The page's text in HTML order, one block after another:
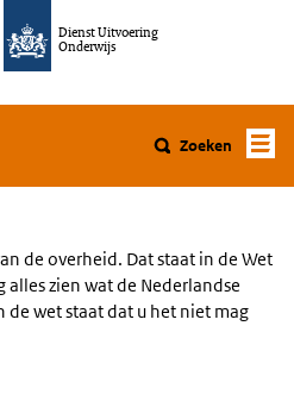
Dienst Uitvoering
Onderwijs
Zoeken
de overheid. Dat staat in de Wet
zien wat de Nederlandse
de wet staat dat u het niet mag